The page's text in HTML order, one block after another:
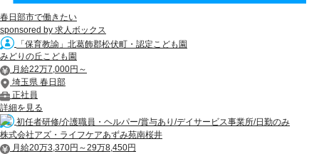
春日部市で働きたい
sponsored by 求人ボックス
「保育教諭」北葛飾郡松伏町・認定こども園
みどりの丘こども園
月給22万7,000円～
埼玉県 春日部
正社員
詳細を見る
初任者研修/介護職員・ヘルパー/賞与あり/デイサービス事業所/日勤のみ
株式会社アズ・ライフケアあずみ苑南桜井
月給20万3,370円～29万8,450円